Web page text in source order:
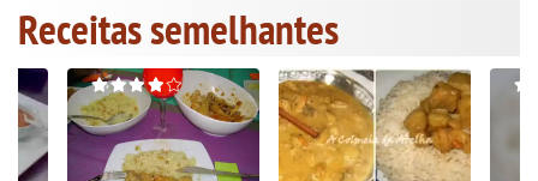
Receitas semelhantes